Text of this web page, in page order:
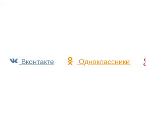
Вконтакте Одноклассники